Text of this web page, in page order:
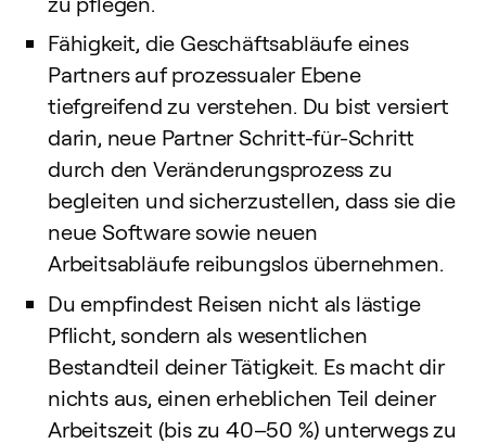
Fähigkeit, die Geschäftsabläufe eines
Partners auf prozessualer Ebene
tiefgreifend zu verstehen. Du bist versiert
darin, neue Partner Schritt-für-Schritt
durch den Veränderungsprozess zu
begleiten und sicherzustellen, dass sie die
neue Software sowie neuen
Arbeitsabläufe reibungslos übernehmen.
Du empfindest Reisen nicht als lästige
Pflicht, sondern als wesentlichen
Bestandteil deiner Tätigkeit. Es macht dir
nichts aus, einen erheblichen Teil deiner
Arbeitszeit (bis zu 40–50 %) unterwegs zu